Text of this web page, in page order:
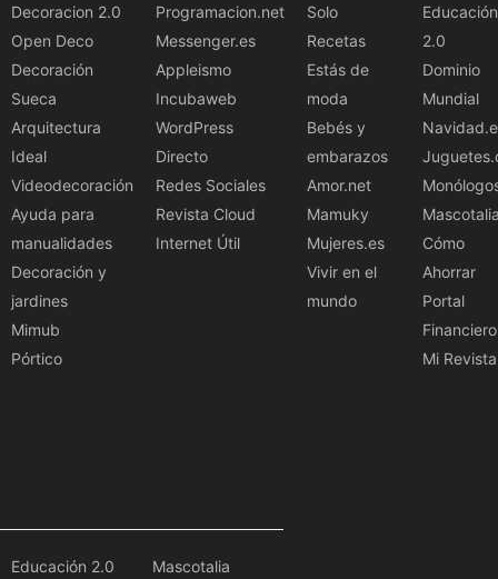
Decoracion 2.0
Open Deco
Decoración
Sueca
Arquitectura
Ideal
Videodecoración
Ayuda para
manualidades
Decoración y
jardines
Mimub
Pórtico
Programacion.net
Messenger.es
Appleismo
Incubaweb
WordPress
Directo
Redes Sociales
Revista Cloud
Internet Útil
Solo
Recetas
Estás de
moda
Bebés y
embarazos
Amor.net
Mamuky
Mujeres.es
Vivir en el
mundo
Educación
2.0
Dominio
Mundial
Cómo
Ahorrar
Portal
Financiero
Mi Revista
Educación 2.0
Mascotalia